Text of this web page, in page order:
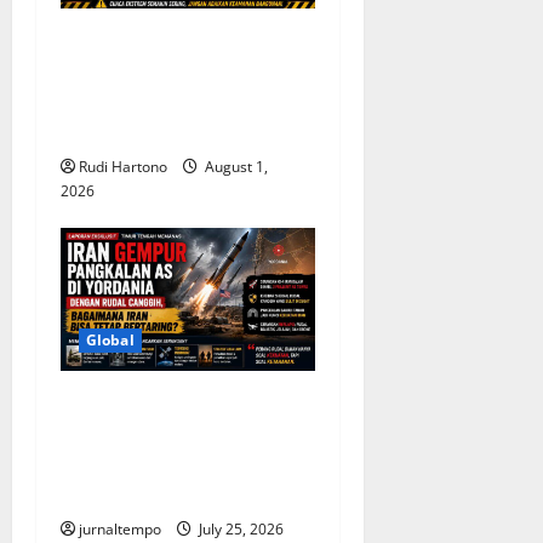
Rudi Hartono
August 1,
2026
Global
jurnaltempo July 25, 2026